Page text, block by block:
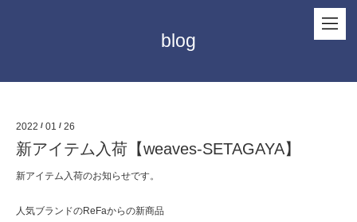
blog
2022 / 01 / 26
新アイテム入荷【weaves-SETAGAYA】
新アイテム入荷のお知らせです。
人気ブランドのReFaからの新商品